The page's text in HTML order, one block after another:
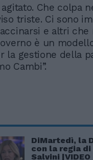
agitato. Che colpa
triste. Ci sono
e altri che
è un
la gestione della
Cambi”.
DiMartedì, la
con la regia
Salvini |VIDEO